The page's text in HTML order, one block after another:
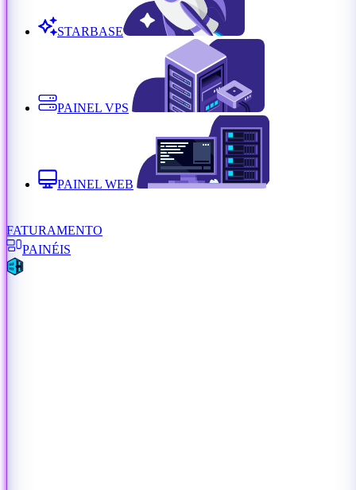
STARBASE
PAINEL VPS
PAINEL WEB
FATURAMENTO
PAINÉIS